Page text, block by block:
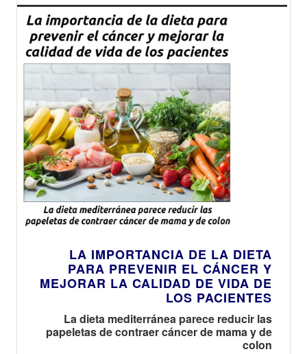
LA IMPORTANCIA DE LA DIETA
PARA PREVENIR EL CÁNCER Y
MEJORAR LA CALIDAD DE VIDA DE
LOS PACIENTES
La dieta mediterránea parece reducir las
papeletas de contraer cáncer de mama y de
colon